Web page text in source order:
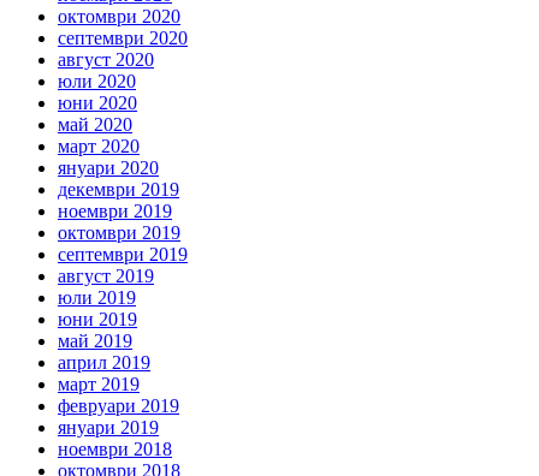
октомври 2020
септември 2020
август 2020
юли 2020
юни 2020
май 2020
март 2020
януари 2020
декември 2019
ноември 2019
октомври 2019
септември 2019
август 2019
юли 2019
юни 2019
май 2019
април 2019
март 2019
февруари 2019
януари 2019
ноември 2018
октомври 2018